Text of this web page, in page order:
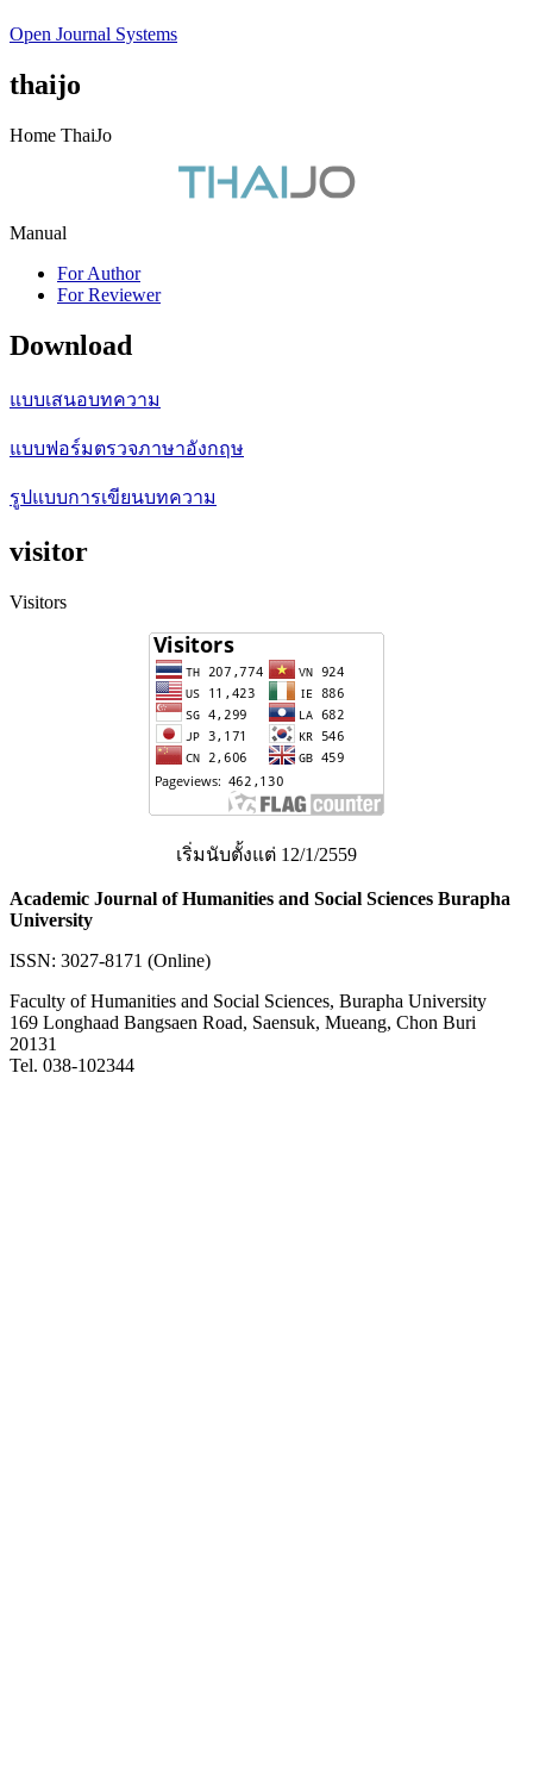
Open Journal Systems
thaijo
Home ThaiJo
Manual
For Author
For Reviewer
Download
แบบเสนอบทความ
แบบฟอร์มตรวจภาษาอังกฤษ
รูปแบบการเขียนบทความ
visitor
Visitors
เริ่มนับตั้งแต่ 12/1/2559
Academic Journal of Humanities and Social Sciences Burapha
University
ISSN: 3027-8171 (Online)
Faculty of Humanities and Social Sciences, Burapha University
169 Longhaad Bangsaen Road, Saensuk, Mueang, Chon Buri
20131
Tel. 038-102344